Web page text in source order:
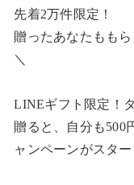
先着2万件限定！​
贈ったあなたももら
＼ ​
LINEギフト限定！
贈ると、自分も500
ャンペーンがスター